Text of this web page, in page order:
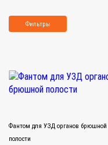
Фильтры
Фантом для УЗД органов брюшной
полости